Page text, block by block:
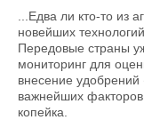
...Едва ли кто-то из
новейших
Передовые страны
мониторинг для
внесение
важнейших факторов
копейка.